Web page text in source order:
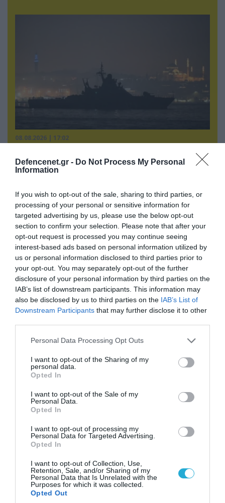
Defencenet.gr - Do Not Process My Personal
Information
If you wish to opt-out of the sale, sharing to third parties, or
processing of your personal or sensitive information for
targeted advertising by us, please use the below opt-out
section to confirm your selection. Please note that after your
opt-out request is processed you may continue seeing
interest-based ads based on personal information utilized by
us or personal information disclosed to third parties prior to
your opt-out. You may separately opt-out of the further
disclosure of your personal information by third parties on the
IAB’s list of downstream participants. This information may
also be disclosed by us to third parties on the IAB’s List of
Downstream Participants that may further disclose it to other
Please note that this website/app uses one or more Google
not limited to your visit or usage behaviour. You may click to
grant or deny consent to Google and its third-party tags to
use your data for below specified purposes in below Google
consent section.
Personal Data Processing Opt Outs
I want to opt-out of the Sharing of my
personal data.
Opted In
I want to opt-out of the Sale of my
Personal Data.
Opted In
I want to opt-out of processing my
Personal Data for Targeted Advertising.
Opted In
I want to opt-out of Collection, Use,
Retention, Sale, and/or Sharing of my
Personal Data that Is Unrelated with the
Purposes for which it was collected.
Opted Out
08.08.2026 | 17:02
Περιορίζει την κίνηση πλοίων από την Μαύρη
Θάλασσα
χτυπούν την εθνική κυριαρχία και θέτουν σε
ΠΟΛΙΤΙΚΗ